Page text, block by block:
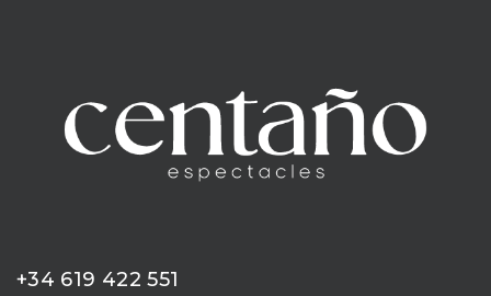
+34 619 422 551